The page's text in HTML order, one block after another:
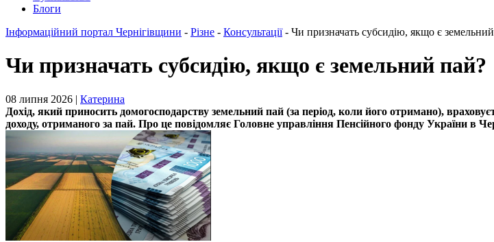
Блоги
Інформаційний портал Чернігівщини - Різне - Консультації- Чи призначать субсидію, якщо є
Чи призначать субсидію, якщо є земельний пай?
08 липня 2026 | Катерина
Дохід, який приносить домогосподарству земельний пай (за період, коли його отримано),
доходу, отриманого за пай. Про це повідомляє Головне управління Пенсійного фонду України в